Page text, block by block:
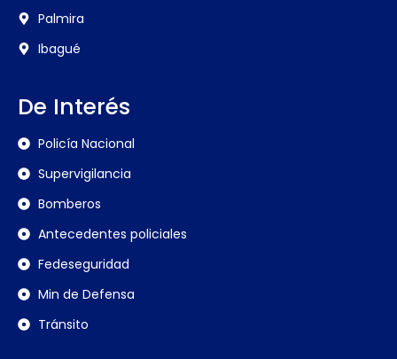
Palmira
Ibagué
De Interés
Policía Nacional
Supervigilancia
Bomberos
Antecedentes policiales
Fedeseguridad
Min de Defensa
Tránsito